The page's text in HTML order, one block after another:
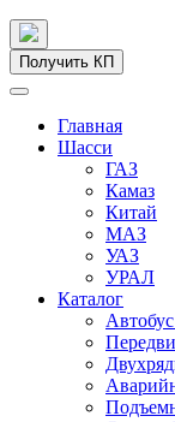
Получить КП
Главная
Шасси
ГАЗ
Камаз
Китай
МАЗ
УАЗ
УРАЛ
Каталог